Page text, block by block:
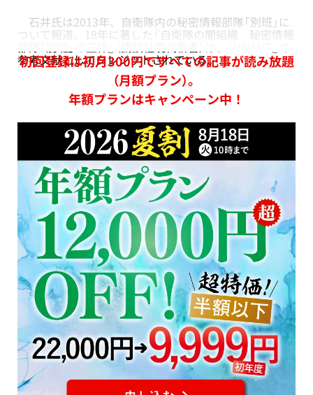
石井氏は2013年、自衛隊内の秘密情報部隊「別班」に
ついて報道。18年に著した『自衛隊の闇組織 秘密情報
参考文献としてクレジットされている。
初回登録は初月300円ですべての記事が読み放題
（月額プラン）。
年額プランはキャンペーン中！